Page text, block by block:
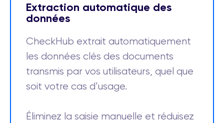
Extraction automatique des
données
CheckHub extrait automatiquement
les données clés des documents
transmis par vos utilisateurs, quel que
soit votre cas d’usage.
Éliminez la saisie manuelle et réduisez